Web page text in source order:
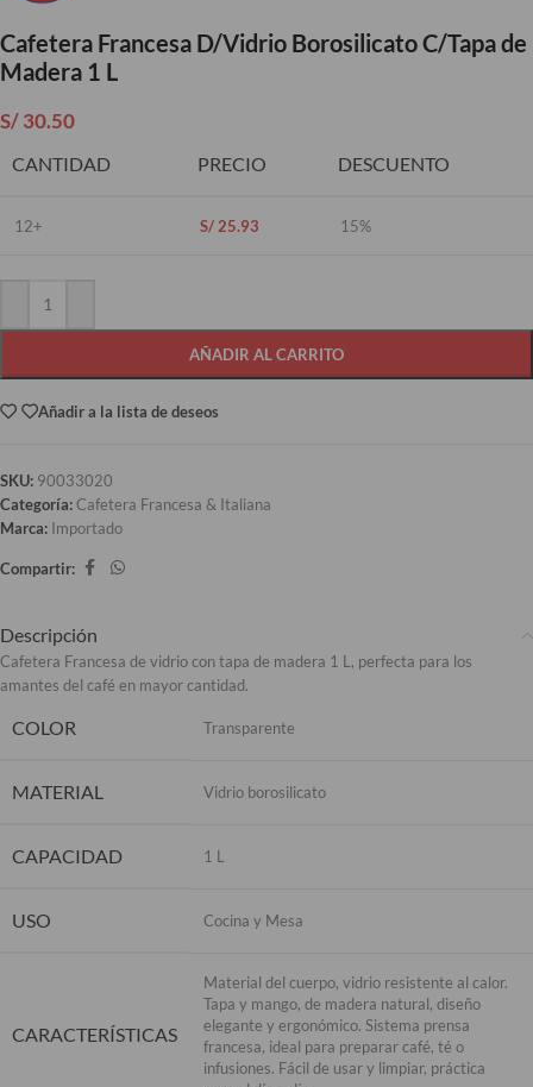
Cafetera Francesa D/Vidrio Borosilicato C/Tapa de
Madera 1 L
S/30.50
CANTIDAD PRECIO DESCUENTO
12+ S/25.93 15%
AÑADIR AL CARRITO
Añadir a la lista de deseos
SKU: 90033020
Categoría:Cafetera Francesa & Italiana
Marca: Importado
Compartir:
Descripción
Cafetera Francesa de vidrio con tapa de madera 1 L, perfecta para los
amantes del café en mayor cantidad.
COLOR Transparente
MATERIAL Vidrio borosilicato
CAPACIDAD 1 L
USO Cocina y Mesa
CARACTERÍSTICAS
Material del cuerpo, vidrio resistente al calor.
Tapa y mango, de madera natural, diseño
elegante y ergonómico. Sistema prensa
francesa, ideal para preparar café, té o
infusiones. Fácil de usar y limpiar, práctica